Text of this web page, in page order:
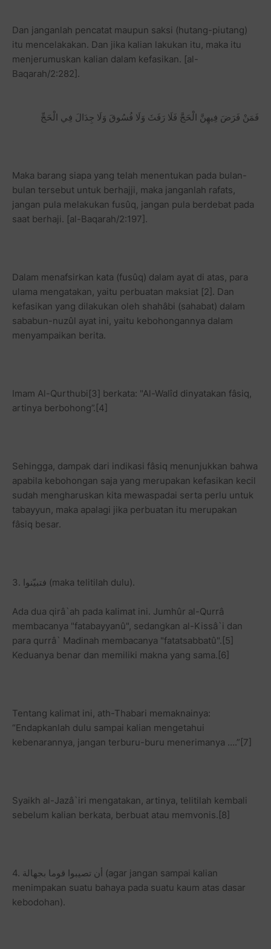
Dan janganlah pencatat maupun saksi (hutang-piutang)
itu mencelakakan. Dan jika kalian lakukan itu, maka itu
menjerumuskan kalian dalam kefasikan. [al-
Baqarah/2:282].
فَمَنْ فَرَضَ فِيهِنَّ الْحَجَّ فَلَا رَفَثَ وَلَا فُسُوقَ وَلَا جِدَالَ فِي الْحَجِّ
Maka barang siapa yang telah menentukan pada bulan-
bulan tersebut untuk berhajji, maka janganlah rafats,
jangan pula melakukan fusûq, jangan pula berdebat pada
saat berhaji. [al-Baqarah/2:197].
Dalam menafsirkan kata (fusûq) dalam ayat di atas, para
ulama mengatakan, yaitu perbuatan maksiat [2]. Dan
kefasikan yang dilakukan oleh shahâbi (sahabat) dalam
sababun-nuzûl ayat ini, yaitu kebohongannya dalam
menyampaikan berita.
Imam Al-Qurthubi[3] berkata: "Al-Walîd dinyatakan fâsiq,
artinya berbohong”.[4]
Sehingga, dampak dari indikasi fâsiq menunjukkan bahwa
apabila kebohongan saja yang merupakan kefasikan kecil
sudah mengharuskan kita mewaspadai serta perlu untuk
tabayyun, maka apalagi jika perbuatan itu merupakan
fâsiq besar.
3. فتبيّنوا (maka telitilah dulu).
Ada dua qirâ`ah pada kalimat ini. Jumhûr al-Qurrâ
membacanya "fatabayyanû", sedangkan al-Kissâ`i dan
para qurrâ` Madinah membacanya "fatatsabbatû".[5]
Keduanya benar dan memiliki makna yang sama.[6]
Tentang kalimat ini, ath-Thabari memaknainya:
“Endapkanlah dulu sampai kalian mengetahui
kebenarannya, jangan terburu-buru menerimanya ….”[7]
Syaikh al-Jazâ`iri mengatakan, artinya, telitilah kembali
sebelum kalian berkata, berbuat atau memvonis.[8]
4. أن تصيبوا قوما بجهالة (agar jangan sampai kalian
menimpakan suatu bahaya pada suatu kaum atas dasar
kebodohan).